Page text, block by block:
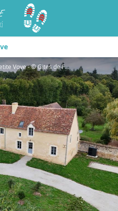
Gîtes de France La Petite Vove - © Gites de France Orne